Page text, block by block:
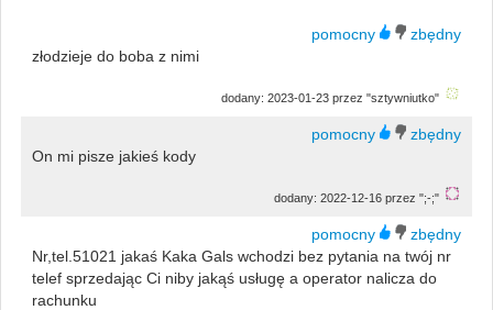
złodzieje do boba z nimi
dodany: 2023-01-23 przez "sztywniutko"
On mi pisze jakieś kody
dodany: 2022-12-16 przez ";-;"
Nr,tel.51021 jakaś Kaka Gals wchodzi bez pytania na twój nr
telef sprzedając Ci niby jakąś usługę a operator nalicza do
rachunku